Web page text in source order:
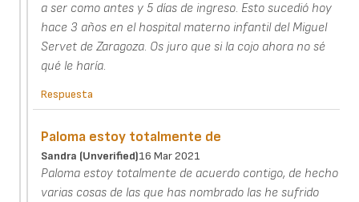
a ser como antes y 5 días de ingreso. Esto sucedió hoy
hace 3 años en el hospital materno infantil del Miguel
Servet de Zaragoza. Os juro que si la cojo ahora no sé
qué le haría.
Respuesta
Paloma estoy totalmente de
Sandra (unverified)16 Mar 2021
Paloma estoy totalmente de acuerdo contigo, de hecho
varias cosas de las que has nombrado las he sufrido